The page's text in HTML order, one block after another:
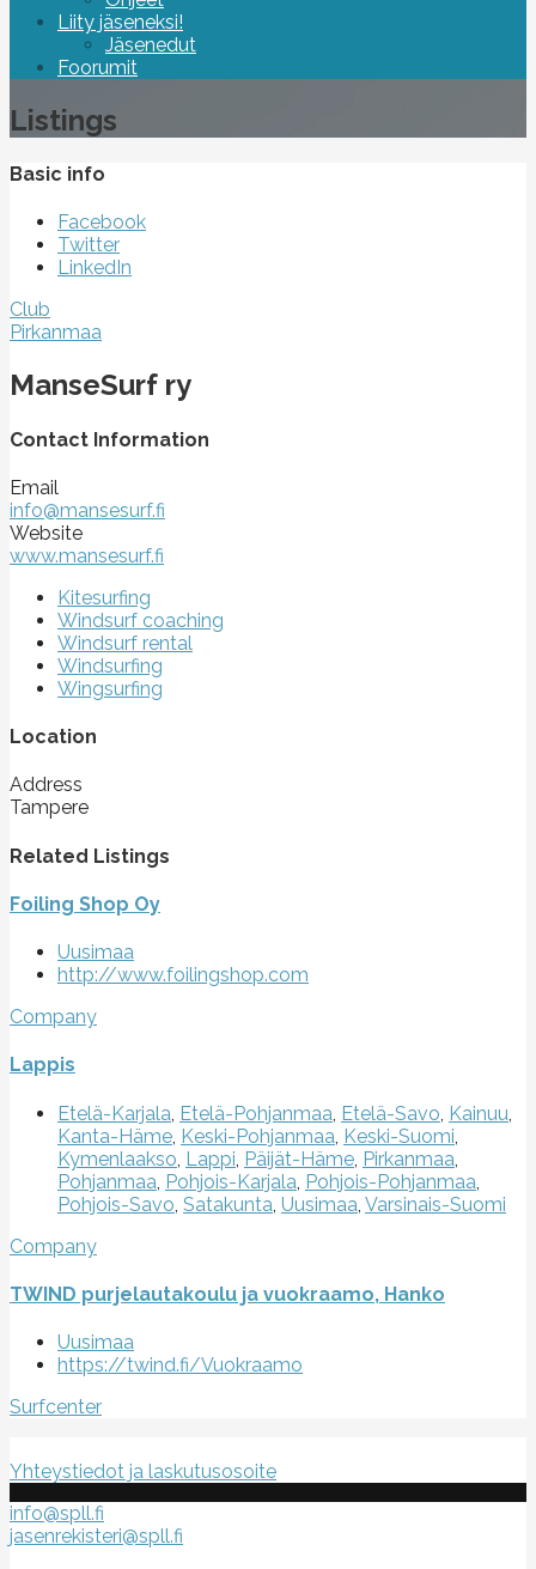
Liity jäseneksi!
Jäsenedut
Foorumit
Listings
Basic info
Facebook
Twitter
LinkedIn
Club
Pirkanmaa
ManseSurf ry
Contact Information
Email
info@mansesurf.fi
Website
www.mansesurf.fi
Kitesurfing
Windsurf coaching
Windsurf rental
Windsurfing
Wingsurfing
Location
Address
Tampere
Related Listings
Foiling Shop Oy
Uusimaa
http://www.foilingshop.com
Company
Lappis
Etelä-Karjala Etelä-Pohjanmaa Etelä-Savo Kainuu
Kanta-Häme Keski-Pohjanmaa Keski-Suomi
Kymenlaakso Lappi Päijät-Häme Pirkanmaa
Pohjanmaa Pohjois-Karjala Pohjois-Pohjanmaa
Pohjois-Savo Satakunta Uusimaa Varsinais-Suomi
Company
TWIND purjelautakoulu ja vuokraamo, Hanko
Uusimaa
https://twind.fi/Vuokraamo
Surfcenter
Yhteystiedot ja laskutusosoite
info@spll.fi
jasenrekisteri@spll.fi